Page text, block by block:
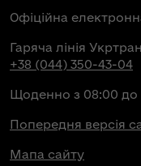
Офіційна
Гаряча лінія
+38 (044) 350-43-04
Щоденно з 08:00 до
Попередня версія
Мапа сайту